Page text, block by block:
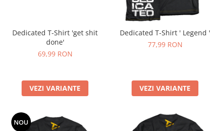
Dedicated T-Shirt 'get shit
done'
69,99 RON
VEZI VARIANTE
Dedicated T-Shirt ' Legend '
77,99 RON
VEZI VARIANTE
NOU